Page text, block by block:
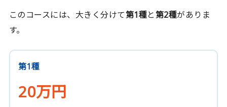
このコースには、大きく分けて第1種と第2種がありま
す。
第1種
20万円